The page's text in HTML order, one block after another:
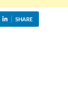
SHARE